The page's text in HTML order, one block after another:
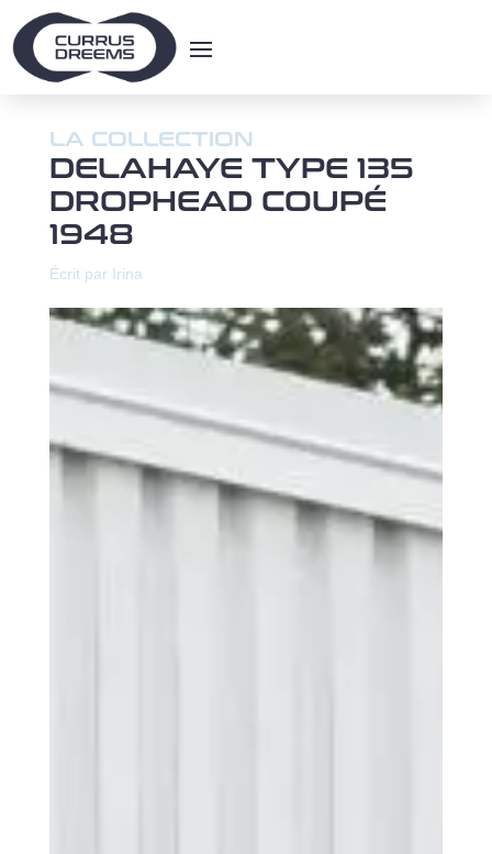
LA COLLECTION
DELAHAYE TYPE 135
DROPHEAD COUPÉ
1948
Écrit par Irina